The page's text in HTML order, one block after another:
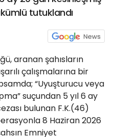
tutuklandı
aranan şahısların
çalışmalarına bir
“Uyuşturucu veya
suçundan 5 yıl 6 ay
bulunan F.K.(46)
8 Haziran 2026
Emniyet